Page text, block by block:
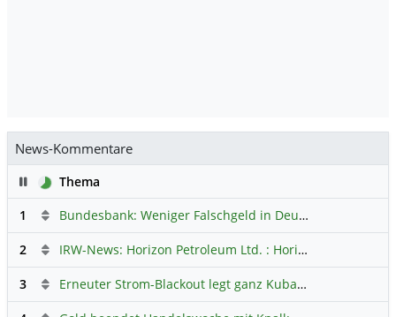
News-Kommentare
PauseThema
1
Bundesbank: Weniger Falschgeld in Deutschland
2 IRW-News: Horizon Petroleum Ltd. : Horizon Petroleum beginnt mit der Testförderung im Projekt Lachowice in Polen und schließt die Platzierung einer überzeichneten Wandelanleihe ab
3 Erneuter Strom-Blackout legt ganz Kuba lahm